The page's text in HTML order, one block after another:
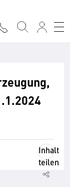
Inhalt
teilen